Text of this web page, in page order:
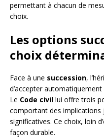
permettant à chacun de
choix.
Les options
choix
Face à une succession,
d’accepter
Le Code civil lui offre trois
comportant des implications
significatives. Ce choix, loin
façon durable.